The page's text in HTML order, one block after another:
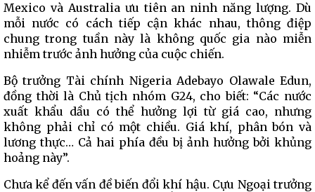
Mexico và Australia ưu tiên an ninh năng lượng. Dù
mỗi nước có cách tiếp cận khác nhau, thông điệp
chung trong tuần này là không quốc gia nào miễn
nhiễm trước ảnh hưởng của cuộc chiến.
Bộ trưởng Tài chính Nigeria Adebayo Olawale Edun,
đồng thời là Chủ tịch nhóm G24, cho biết: “Các nước
xuất khẩu dầu có thể hưởng lợi từ giá cao, nhưng
không phải chỉ có một chiều. Giá khí, phân bón và
lương thực… Cả hai phía đều bị ảnh hưởng bởi khủng
hoảng này”.
Chưa kể đến vấn đề biến đổi khí hậu. Cựu Ngoại trưởng